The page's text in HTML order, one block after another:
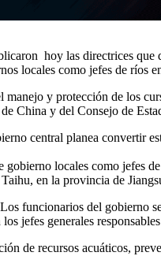
hoy las directrices
locales como jefes de ríos
manejo y protección de los
China y del Consejo de
central planea convertir
locales como jefes
en la provincia de
funcionarios del gobierno
jefes generales
de recursos acuáticos,